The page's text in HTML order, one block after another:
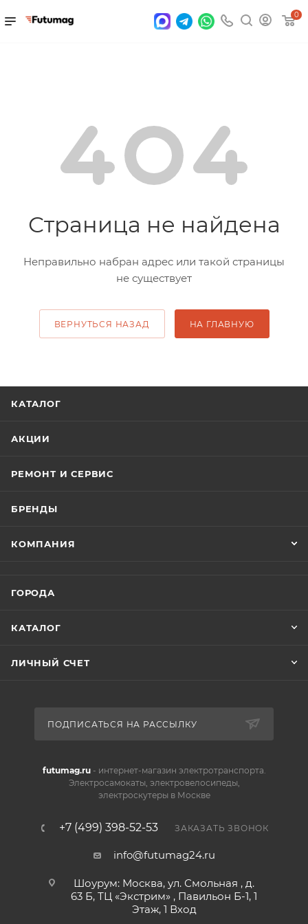
0
Страница не найдена
Неправильно набран адрес или такой страницы
не существует
ВЕРНУТЬСЯ НАЗАД НА ГЛАВНУЮ
КАТАЛОГ
АКЦИИ
РЕМОНТ И СЕРВИС
БРЕНДЫ
КОМПАНИЯ
ГОРОДА
КАТАЛОГ
ЛИЧНЫЙ СЧЕТ
ПОДПИСАТЬСЯ НА РАССЫЛКУ
futumag.ru- интернет-магазин электротранспорта.
Электросамокаты, электровелосипеды,
электроскутеры в Москве
+7 (499) 398-52-53 ЗАКАЗАТЬ ЗВОНОК
info@futumag24.ru
Шоурум: Москва, ул. Смольная , д.
63 Б, ТЦ «Экстрим» , Павильон Б-1, 1
Этаж, 1 Вход